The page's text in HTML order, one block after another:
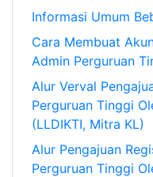
Informasi Umum
Cara Membuat
Admin Perguruan
Alur Verval
Perguruan Tinggi
(LLDIKTI, Mitra KL)
Alur Pengajuan
Perguruan Tinggi